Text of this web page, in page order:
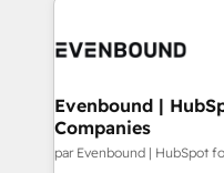
DX × AI推進のPMO伴走
の統合・浸透・変革管理を実
計・構築：リード獲得
and—most
products and
difference.
Evenbound |
Companies
par Evenbound | HubSpot